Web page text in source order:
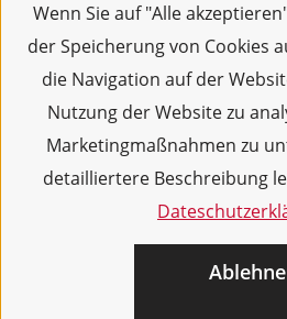
Wenn Sie auf "Alle
der Speicherung von Cookies
die Navigation auf der
Nutzung der Website zu
Marketingmaßnahmen zu
detailliertere Beschreibung